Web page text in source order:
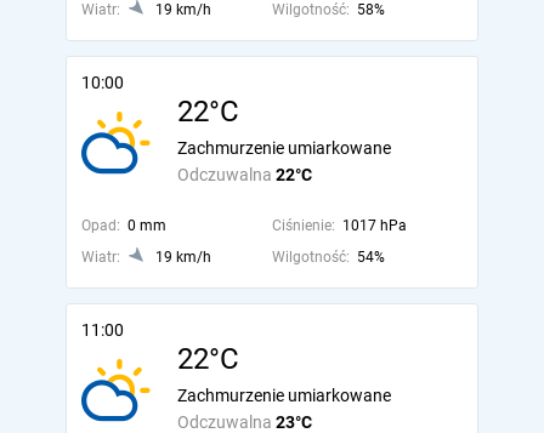
Wiatr:
19 km/h Wilgotność: 58%
10:00
22°C
Odczuwalna 22°C
Zachmurzenie umiarkowane
Opad: 0 mm Ciśnienie: 1017 hPa
Wiatr:
19 km/h Wilgotność: 54%
11:00
22°C
Odczuwalna 23°C
Zachmurzenie umiarkowane